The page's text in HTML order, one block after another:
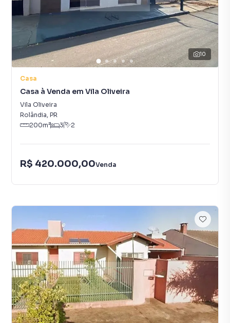
10
Casa
Casa à Venda em Vila Oliveira
Vila Oliveira
Rolândia, PR
200m² 3 2
R$ 420.000,00Venda